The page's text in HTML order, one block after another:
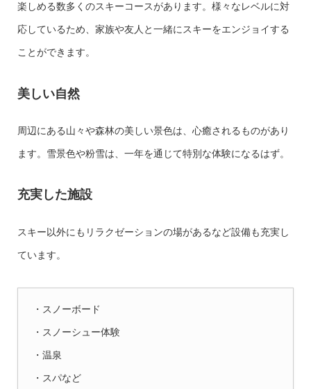
楽しめる数多くのスキーコースがあります。様々なレベルに対
応しているため、家族や友人と一緒にスキーをエンジョイする
ことができます。
美しい自然
周辺にある山々や森林の美しい景色は、心癒されるものがあり
ます。雪景色や粉雪は、一年を通じて特別な体験になるはず。
充実した施設
スキー以外にもリラクゼーションの場があるなど設備も充実し
ています。
・スノーボード
・スノーシュー体験
・温泉
・スパなど